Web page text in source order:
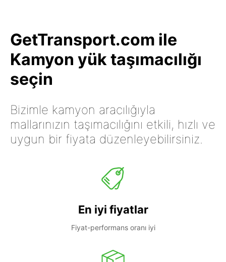
GetTransport.com ile
Kamyon yük taşımacılığı
seçin
Bizimle kamyon aracılığıyla
mallarınızın taşımacılığını etkili, hızlı ve
uygun bir fiyata düzenleyebilirsiniz.
En iyi fiyatlar
Fiyat-performans oranı iyi